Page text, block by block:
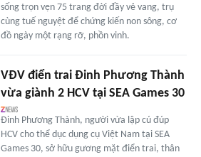
sống trọn vẹn 75 trang đời đầy vẻ vang, trụ
cùng tuế nguyệt để chứng kiến non sông, cơ
đồ ngày một rạng rỡ, phồn vinh.
VĐV điển trai Đinh Phương Thành
vừa giành 2 HCV tại SEA Games 30
Đinh Phương Thành, người vừa lập cú đúp
HCV cho thể dục dụng cụ Việt Nam tại SEA
Games 30, sở hữu gương mặt điển trai, thân